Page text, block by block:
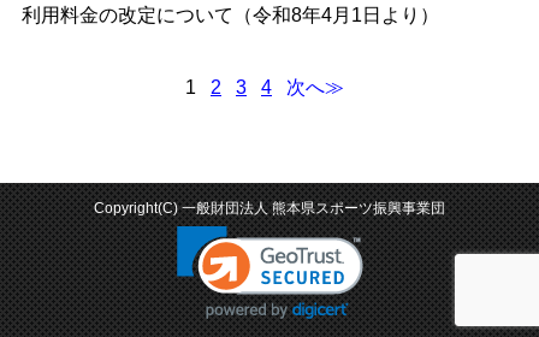
利用料金の改定について（令和8年4月1日より）
1 2 3 4 次へ≫
Copyright(C) 一般財団法人 熊本県スポーツ振興事業団